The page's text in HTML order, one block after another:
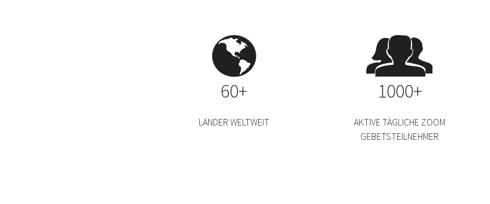
60+
LÄNDER WELTWEIT
1000+
AKTIVE TÄGLICHE ZOOM
GEBETSTEILNEHMER